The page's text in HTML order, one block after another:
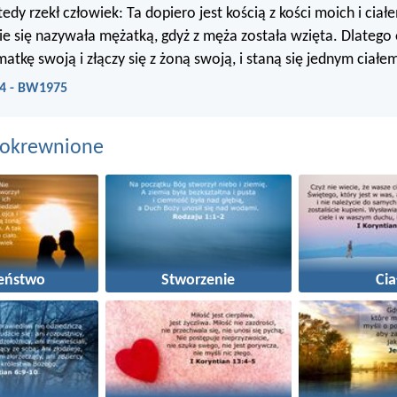
rzekł człowiek: Ta dopiero jest kością z kości moich i
się nazywała mężatką, gdyż z męża została wzięta. Dlatego
swoją i złączy się z żoną swoją, i staną się jednym
- BW1975
Stworzenie